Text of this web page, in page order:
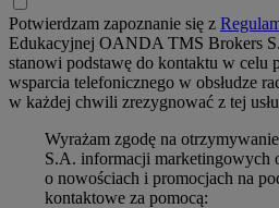
Potwierdzam zapoznanie się z
Edukacyjnej OANDA TMS Brokers
stanowi podstawę do kontaktu w celu
wsparcia telefonicznego w obsłudze
w każdej chwili zrezygnować z tej
Wyrażam zgodę na
S.A. informacji marketingowych
o nowościach i promocjach na
kontaktowe za pomocą: